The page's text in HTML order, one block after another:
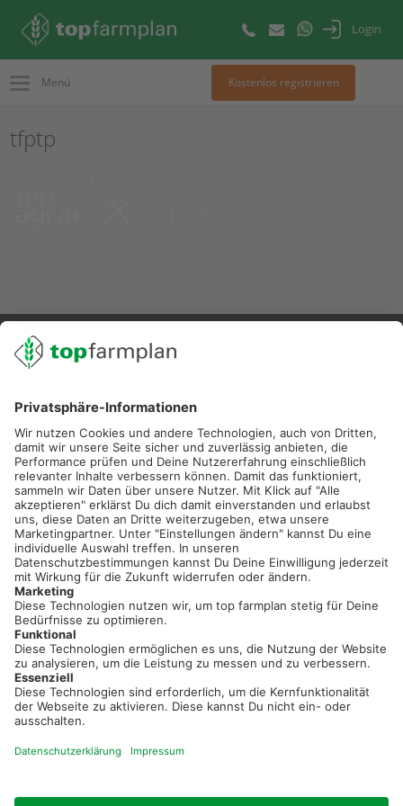
Login
Menü Kostenlos registrieren
tfptp
02501 801 44 84
service@topfarmplan.de
Sei immer auf dem Laufenden!
Neue Features, spannende Tipps und hilfreiche Anleitungen!
Registriere dich kostenlos!
einfach und bequem!
Kostenlos registrieren & sofort starten